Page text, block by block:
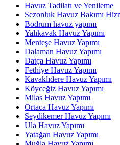
Havuz Tadilatı ve Yenileme
Sezonluk Havuz Bakımı
Bodrum havuz yapımı
Yalıkavak Havuz Yapımı
Menteşe Havuz Yapımı
Dalaman Havuz Yapımı
Datça Havuz Yapımı
Fethiye Havuz Yapımı
Kavaklıdere Havuz Yapımı
Köyceğiz Havuz Yapımı
Milas Havuz Yapımı
Ortaca Havuz Yapımı
Seydikemer Havuz Yapımı
Ula Havuz Yapımı
Yatağan Havuz Yapımı